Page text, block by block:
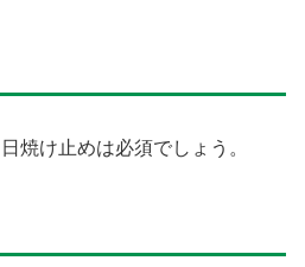
焼け止めは必須でしょう。